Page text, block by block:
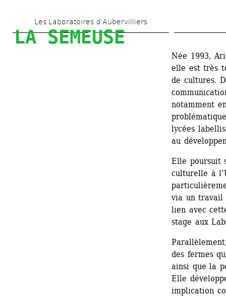
au
contenu
Les Laboratoires d’Aubervilliers
LA SEMEUSE
Née 1993,
elle est très
de cultures.
notamment
lycées
au
Elle poursuit
culturelle à
via un travail
lien avec
stage aux
des fermes
ainsi que la
Elle
implication